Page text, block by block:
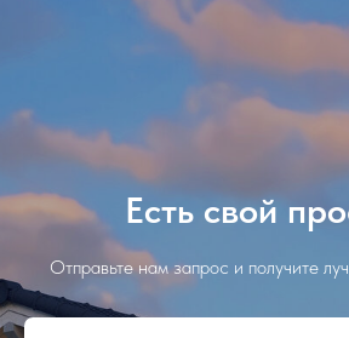
Есть свой
Отправьте нам запрос и получите